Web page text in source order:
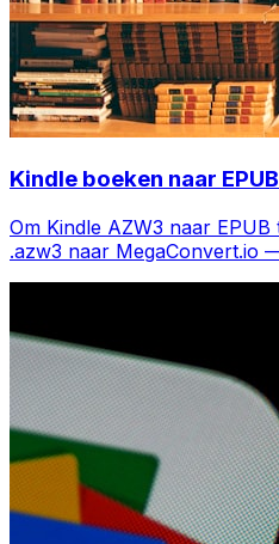
Kindle boeken naar
Om Kindle AZW3 naar
.azw3 naar MegaConvert.io